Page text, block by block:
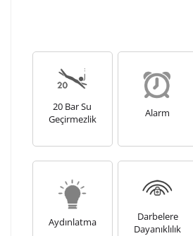
20 Bar Su
Geçirmezlik
Alarm
Aydınlatma
Darbelere
Dayanıklılık